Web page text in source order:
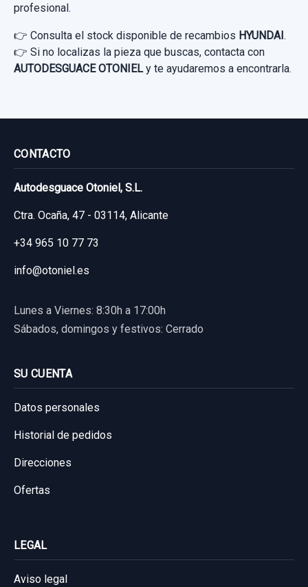
profesional.
👉 Consulta el stock disponible de recambios HYUNDAI.
👉 Si no localizas la pieza que buscas, contacta con
AUTODESGUACE OTONIELy te ayudaremos a encontrarla.
CONTACTO
Autodesguace Otoniel, S.L.
Ctra. Ocaña, 47 - 03114, Alicante
+34 965 10 77 73
info@otoniel.es
Lunes a Viernes: 8:30h a 17:00h
Sábados, domingos y festivos: Cerrado
SU CUENTA
Datos personales
Historial de pedidos
Direcciones
Ofertas
LEGAL
Aviso legal